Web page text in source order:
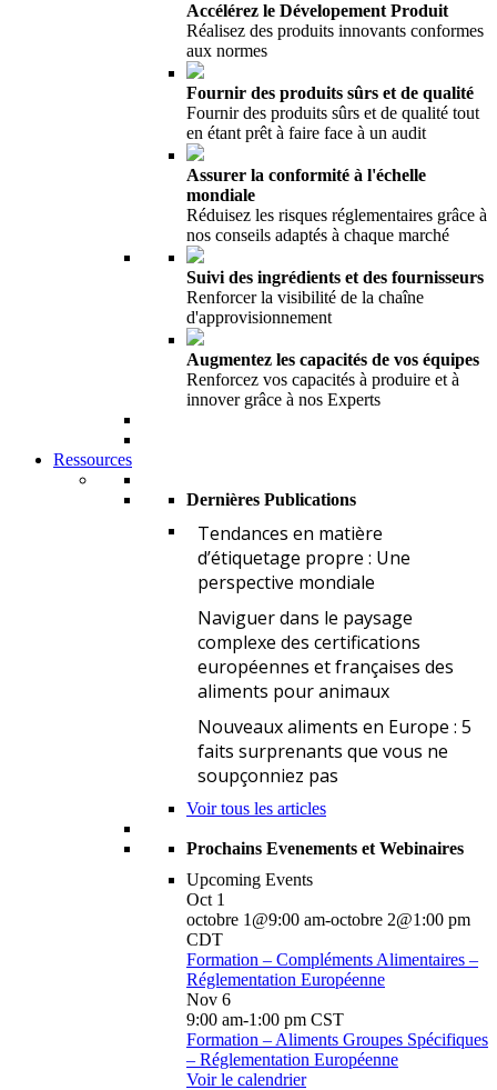
Accélérez le Dévelopement Produit
Réalisez des produits innovants conformes
aux normes
Fournir des produits sûrs et de qualité
Fournir des produits sûrs et de qualité tout
en étant prêt à faire face à un audit
Assurer la conformité à l'échelle
mondiale
Réduisez les risques réglementaires grâce à
nos conseils adaptés à chaque marché
Suivi des ingrédients et des fournisseurs
Renforcer la visibilité de la chaîne
d'approvisionnement
Augmentez les capacités de vos équipes
Renforcez vos capacités à produire et à
innover grâce à nos Experts
Ressources
Dernières Publications
Tendances en matière
d’étiquetage propre : Une
perspective mondiale
Naviguer dans le paysage
complexe des certifications
européennes et françaises des
aliments pour animaux
Nouveaux aliments en Europe : 5
faits surprenants que vous ne
soupçonniez pas
Voir tous les articles
Prochains Evenements et Webinaires
Upcoming Events
Oct 1
octobre 1@9:00 am-octobre 2@1:00 pm
CDT
Formation – Compléments Alimentaires –
Réglementation Européenne
Nov 6
9:00 am-1:00 pm CST
Formation – Aliments Groupes Spécifiques
– Réglementation Européenne
Voir le calendrier